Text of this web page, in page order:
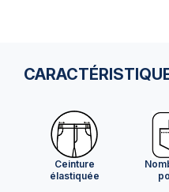
Ceinture
élastiquée